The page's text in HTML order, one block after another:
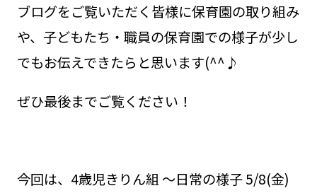
ブログをご覧いただく皆様に保育園の取り組み
や、子どもたち・職員の保育園での様子が少し
でもお伝えできたらと思います(^^♪
ぜひ最後までご覧ください！
今回は、4歳児きりん組 ～日常の様子 5/8(金)